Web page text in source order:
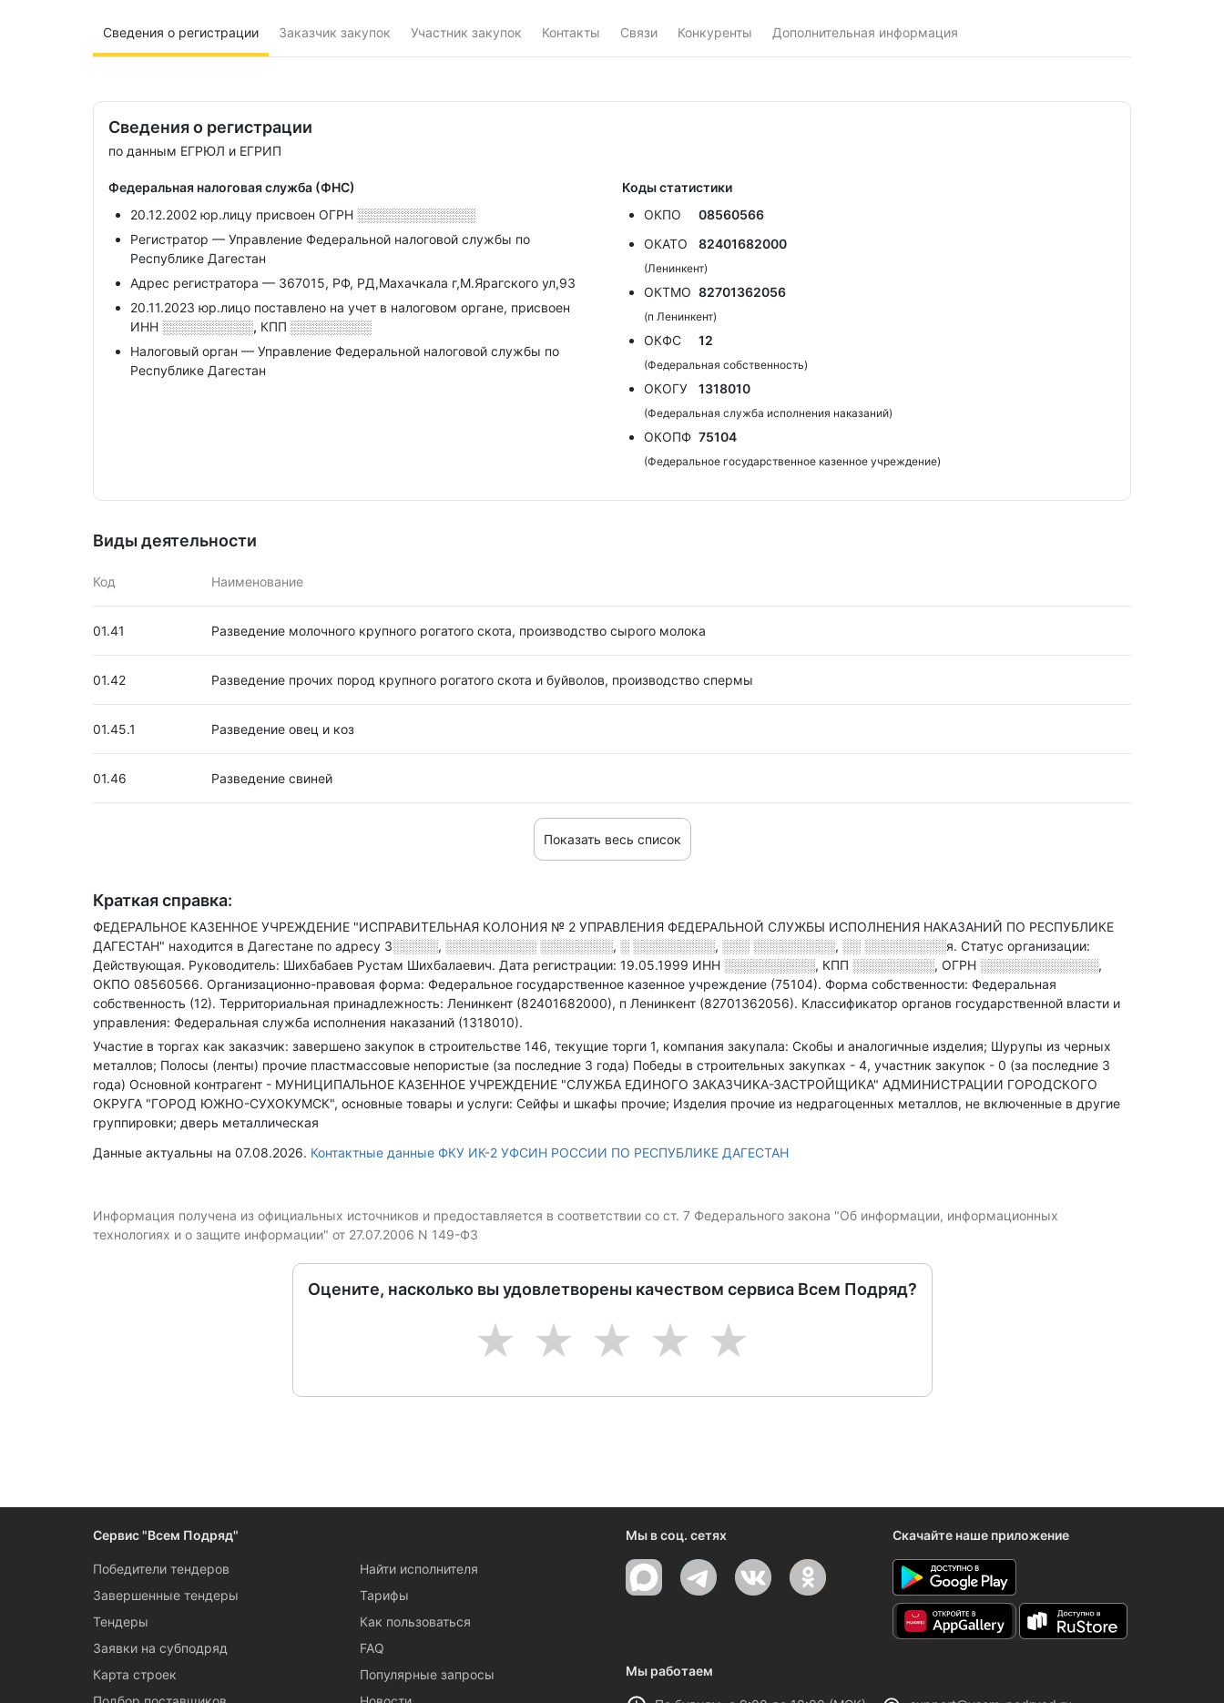
Сведения о регистрации Заказчик закупок Участник закупок Контакты Связи Конкуренты Дополнительная информация
Сведения о регистрации
по данным ЕГРЮЛ и ЕГРИП
Федеральная налоговая служба (ФНС)
20.12.2002 юр.лицу присвоен ОГРН ░░░░░░░░░░░░░
Регистратор — Управление Федеральной налоговой службы по
Республике Дагестан
Адрес регистратора — 367015, РФ, РД,Махачкала г,М.Ярагского ул,93
20.11.2023 юр.лицо поставлено на учет в налоговом органе, присвоен
ИНН ░░░░░░░░░░, КПП ░░░░░░░░░
Налоговый орган — Управление Федеральной налоговой службы по
Республике Дагестан
Коды статистики
ОКПО
08560566
ОКАТО
82401682000
(Ленинкент)
ОКТМО 82701362056
(п Ленинкент)
ОКФС 12
(Федеральная собственность)
ОКОГУ 1318010
(Федеральная служба исполнения наказаний)
ОКОПФ 75104
(Федеральное государственное казенное учреждение)
Виды деятельности
Код Наименование
01.41 Разведение молочного крупного рогатого скота, производство сырого молока
01.42 Разведение прочих пород крупного рогатого скота и буйволов, производство спермы
01.45.1 Разведение овец и коз
01.46 Разведение свиней
Показать весь список
Краткая справка:
ФЕДЕРАЛЬНОЕ КАЗЕННОЕ УЧРЕЖДЕНИЕ "ИСПРАВИТЕЛЬНАЯ КОЛОНИЯ № 2 УПРАВЛЕНИЯ ФЕДЕРАЛЬНОЙ СЛУЖБЫ ИСПОЛНЕНИЯ НАКАЗАНИЙ ПО РЕСПУБЛИКЕ
ДАГЕСТАН" находится в Дагестане по адресу 3░░░░░, ░░░░░░░░░░ ░░░░░░░░, ░ ░░░░░░░░░, ░░░ ░░░░░░░░░, ░░ ░░░░░░░░░я. Статус организации:
Действующая. Руководитель: Шихбабаев Рустам Шихбалаевич. Дата регистрации: 19.05.1999 ИНН ░░░░░░░░░░, КПП ░░░░░░░░░, ОГРН ░░░░░░░░░░░░░,
ОКПО 08560566. Организационно-правовая форма: Федеральное государственное казенное учреждение (75104). Форма собственности: Федеральная
собственность (12). Территориальная принадлежность: Ленинкент (82401682000), п Ленинкент (82701362056). Классификатор органов государственной власти и
управления: Федеральная служба исполнения наказаний (1318010).
Участие в торгах как заказчик: завершено закупок в строительстве 146, текущие торги 1, компания закупала: Скобы и аналогичные изделия; Шурупы из черных
металлов; Полосы (ленты) прочие пластмассовые непористые (за последние 3 года) Победы в строительных закупках - 4, участник закупок - 0 (за последние 3
года) Основной контрагент - МУНИЦИПАЛЬНОЕ КАЗЕННОЕ УЧРЕЖДЕНИЕ "СЛУЖБА ЕДИНОГО ЗАКАЗЧИКА-ЗАСТРОЙЩИКА" АДМИНИСТРАЦИИ ГОРОДСКОГО
ОКРУГА "ГОРОД ЮЖНО-СУХОКУМСК", основные товары и услуги: Сейфы и шкафы прочие; Изделия прочие из недрагоценных металлов, не включенные в другие
группировки; дверь металлическая
Данные актуальны на 07.08.2026. Контактные данные ФКУ ИК-2 УФСИН РОССИИ ПО РЕСПУБЛИКЕ ДАГЕСТАН
Информация получена из официальных источников и предоставляется в соответствии со ст. 7 Федерального закона "Об информации, информационных
технологиях и о защите информации" от 27.07.2006 N 149-ФЗ
Оцените, насколько вы удовлетворены качеством сервиса Всем Подряд?
5
4
3
2
1
Сервис "Всем Подряд"
Победители тендеров
Завершенные тендеры
Тендеры
Заявки на субподряд
Карта строек
Найти исполнителя
Тарифы
Как пользоваться
FAQ
Популярные запросы
Мы в соц. сетях Скачайте наше приложение
Мы работаем